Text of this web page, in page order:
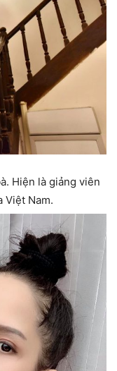
Hiện là giảng viên
Việt Nam.